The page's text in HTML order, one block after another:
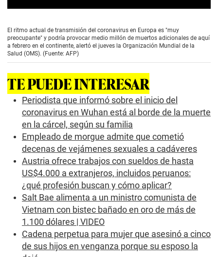
e
c
o
n
o
f
0
El ritmo actual de transmisión del coronavirus en Europa es "muy
preocupante" y podría provocar medio millón de muertos adicionales de aquí
a febrero en el continente, alertó el jueves la Organización Mundial de la
Salud (OMS). (Fuente: AFP)
TE PUEDE INTERESAR
Periodista que informó sobre el inicio del
coronavirus en Wuhan está al borde de la muerte
en la cárcel, según su familia
Empleado de morgue admite que cometió
decenas de vejámenes sexuales a cadáveres
Austria ofrece trabajos con sueldos de hasta
US$4.000 a extranjeros, incluidos peruanos:
¿qué profesión buscan y cómo aplicar?
Salt Bae alimenta a un ministro comunista de
Vietnam con bistec bañado en oro de más de
1.100 dólares | VIDEO
Cadena perpetua para mujer que asesinó a cinco
de sus hijos en venganza porque su esposo la